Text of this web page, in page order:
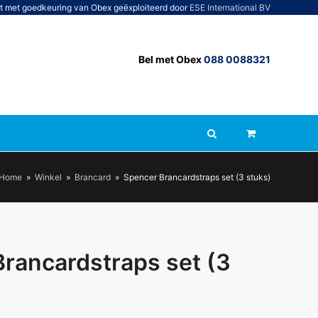
met goedkeuring van Obex geëxploiteerd door ESE International BV
Bel met Obex088 0088321
Home » Winkel » Brancard » Spencer Brancardstraps set (3 stuks)
set (3